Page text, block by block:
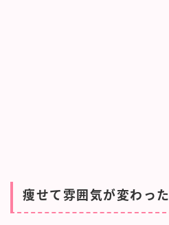
痩せて雰囲気が変わった